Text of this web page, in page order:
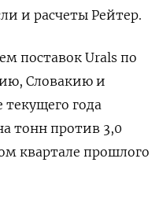
и расчеты Рейтер.
поставок Urals по
Словакию и
года
тонн против 3,0
квартале прошлого